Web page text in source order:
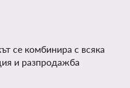
се комбинира с всяка
и разпродажба